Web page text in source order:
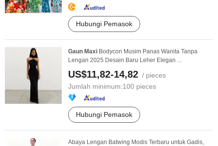
Hubungi Pemasok
Gaun Maxi Bodycon Musim Panas Wanita Tanpa
Lengan 2025 Desain Baru Leher Elegan ...
US$11,82-14,82 / pieces
Jumlah minimum:100 pieces
Hubungi Pemasok
Abaya Lengan Batwing Modis Terbaru untuk Gadis,